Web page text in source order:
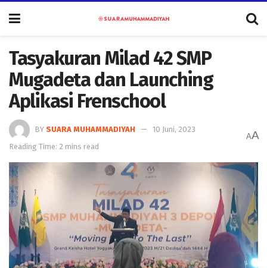
Tasyakuran Milad 42 SMP
Mugadeta dan Launching
Aplikasi Frenschool
BY SUARA MUHAMMADIYAH
10 Juni, 2023
Reading Time: 2 mins read
AA